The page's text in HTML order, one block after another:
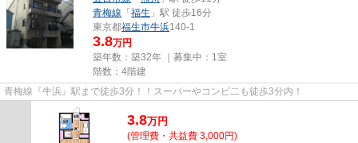
青梅線 「福生 」駅 徒歩16分
東京都福生市牛浜140-1
3.8万円
築年数：築32年 ｜募集中： 1室
階数：4階建
青梅線『牛浜』駅まで徒歩3分！！スーパーやコンビ二も徒歩3分内！
3.8万円
(管理費・共益費 3,000円)